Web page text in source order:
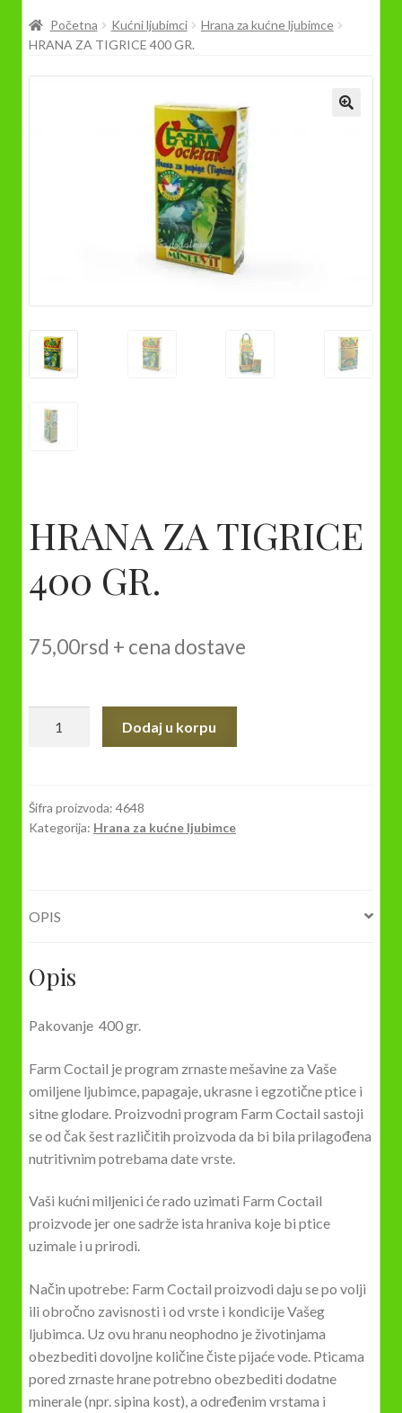
Prodavnica
Početna Kućni ljubimci
Hrana za kućne ljubimce
HRANA ZA TIGRICE 400 GR.
HRANA ZA TIGRICE
400 GR.
75,00rsd + cena dostave
GR.
količina
Dodaj u korpu
Šifra proizvoda: 4648
Kategorija: Hrana za kućne ljubimce
OPIS
Opis
Pakovanje 400 gr.
Farm Coctail je program zrnaste mešavine za Vaše
omiljene ljubimce, papagaje, ukrasne i egzotične ptice i
sitne glodare. Proizvodni program Farm Coctail sastoji
se od čak šest različitih proizvoda da bi bila prilagođena
nutritivnim potrebama date vrste.
Vaši kućni miljenici će rado uzimati Farm Coctail
proizvode jer one sadrže ista hraniva koje bi ptice
uzimale i u prirodi.
Način upotrebe: Farm Coctail proizvodi daju se po volji
ili obročno zavisnosti i od vrste i kondicije Vašeg
ljubimca. Uz ovu hranu neophodno je životinjama
obezbediti dovoljne količine čiste pijaće vode. Pticama
pored zrnaste hrane potrebno obezbediti dodatne
minerale (npr. sipina kost), a određenim vrstama i